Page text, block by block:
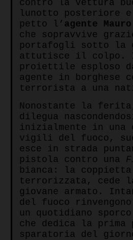
contro la vettura
lunotto posteriore e
petto l’ agente
che sopravvive
portafogli sotto la
attutisce il colpo.
proiettile esploso
agente in borghese
terrorista a una
Nonostante la
dilegua
inizialmente in una
vigili del fuoco,
esce in strada
pistola contro una
bianca: la
terrorizzata, cede
giovane armato.
del fuoco
un quotidiano
che dedica la prima
sparatoria del